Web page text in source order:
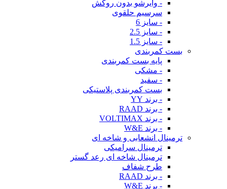
- وایرشو بدون روکش
سرسیم حلقوی
- سایز 6
- سایز 2.5
- سایز 1.5
بست کمربندی
پایه بست کمربندی
- مشکی
- سفید
بست کمربندی پلاستیکی
- برند YY
- برند RAAD
- برند VOLTIMAX
- برند W&E
ترمینال انشعابی و شاخه ای
ترمینال سرامیکی
ترمینال شاخه ای رعد گستر
طرح شفاف
- برند RAAD
- برند W&E